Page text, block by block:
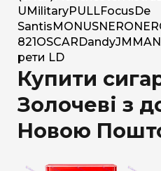
U MilitaryPULLFocus De
Santis MONUSNERO
821 OSCAR DandyJM MAN
рети LD
Купити
Золочеві з
Новою